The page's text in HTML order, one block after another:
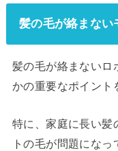
髪の毛が絡まない
髪の毛が絡まないロ
かの重要なポイント
特に、家庭に長い髪
トの毛が問題にな